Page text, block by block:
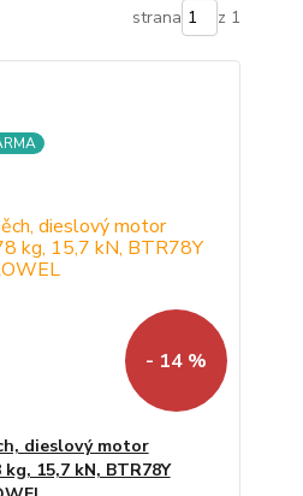
strana z 1
- 14 %
dieslový motor
kg, 15,7 kN, BTR78Y